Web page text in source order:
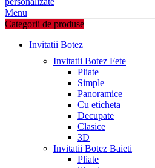
Menu
Categorii de produse
Invitatii Botez
Invitatii Botez Fete
Pliate
Simple
Panoramice
Cu eticheta
Decupate
Clasice
3D
Invitatii Botez Baieti
Pliate